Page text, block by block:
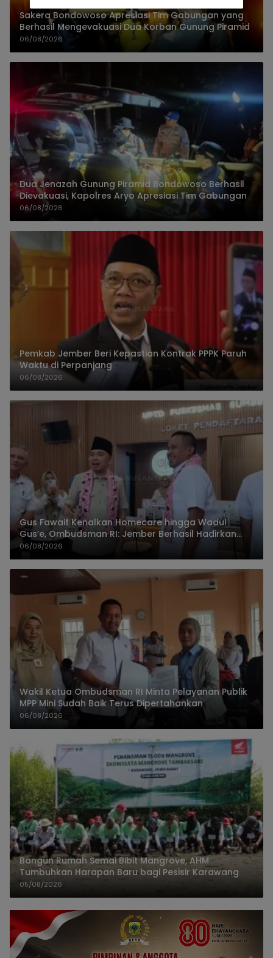
Sakera Bondowoso Apresiasi Tim Gabungan yang
Berhasil Mengevakuasi Dua Korban Gunung Piramid
06/08/2026
Dua Jenazah Gunung Piramid Bondowoso Berhasil
Dievakuasi, Kapolres Aryo Apresiasi Tim Gabungan
06/08/2026
Pemkab Jember Beri Kepastian Kontrak PPPK Paruh
Waktu di Perpanjang
06/08/2026
Gus Fawait Kenalkan Homecare hingga Wadul
Gus’e, Ombudsman RI: Jember Berhasil Hadirkan
Layanan Kualitas
06/08/2026
Wakil Ketua Ombudsman RI Minta Pelayanan Publik
MPP Mini Sudah Baik Terus Dipertahankan
06/08/2026
Bangun Rumah Semai Bibit Mangrove, AHM
Tumbuhkan Harapan Baru bagi Pesisir Karawang
05/08/2026